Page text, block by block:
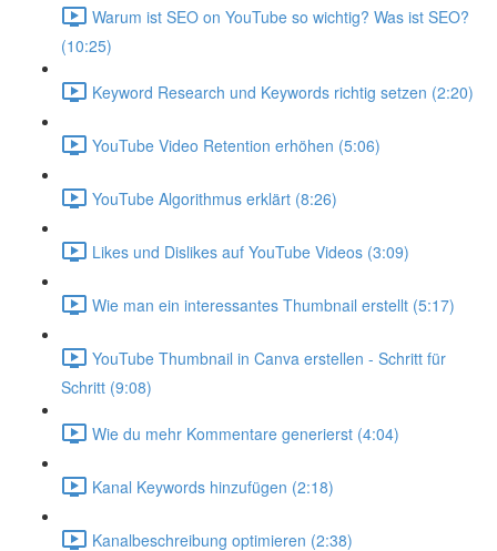
Warum ist SEO on YouTube so wichtig? Was ist SEO?
(10:25)
Keyword Research und Keywords richtig setzen (2:20)
YouTube Video Retention erhöhen (5:06)
YouTube Algorithmus erklärt (8:26)
Likes und Dislikes auf YouTube Videos (3:09)
Wie man ein interessantes Thumbnail erstellt (5:17)
YouTube Thumbnail in Canva erstellen - Schritt für
Schritt (9:08)
Wie du mehr Kommentare generierst (4:04)
Kanal Keywords hinzufügen (2:18)
Kanalbeschreibung optimieren (2:38)